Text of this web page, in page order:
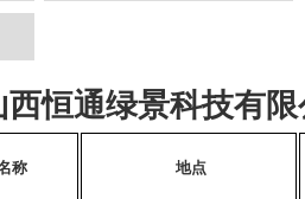
西恒通绿景科技有
称 地点